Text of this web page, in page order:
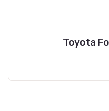
Toyota